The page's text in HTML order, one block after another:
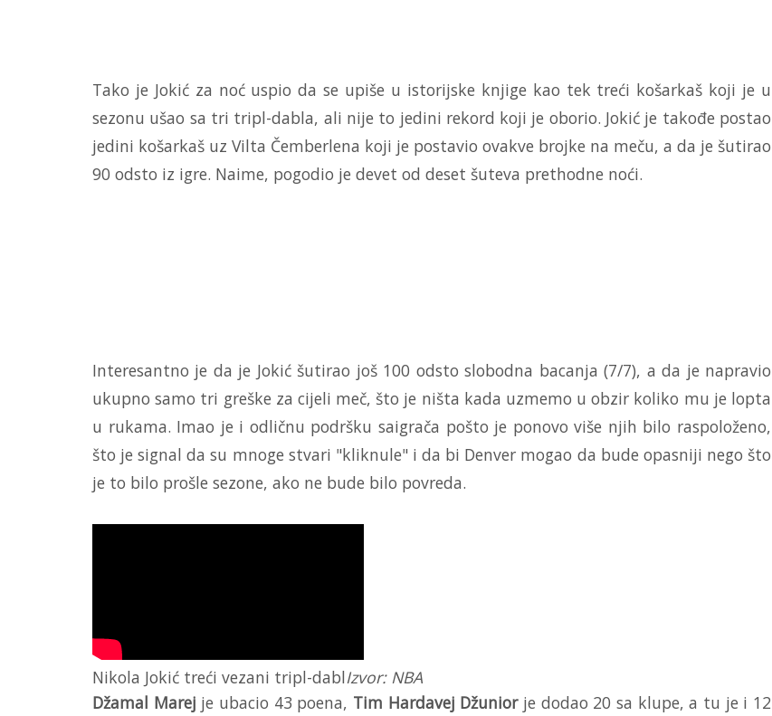
Tako je Jokić za noć uspio da se upiše u istorijske knjige kao tek treći košarkaš koji je u
sezonu ušao sa tri tripl-dabla, ali nije to jedini rekord koji je oborio. Jokić je takođe postao
jedini košarkaš uz Vilta Čemberlena koji je postavio ovakve brojke na meču, a da je šutirao
90 odsto iz igre. Naime, pogodio je devet od deset šuteva prethodne noći.
Interesantno je da je Jokić šutirao još 100 odsto slobodna bacanja (7/7), a da je napravio
ukupno samo tri greške za cijeli meč, što je ništa kada uzmemo u obzir koliko mu je lopta
u rukama. Imao je i odličnu podršku saigrača pošto je ponovo više njih bilo raspoloženo,
što je signal da su mnoge stvari "kliknule" i da bi Denver mogao da bude opasniji nego što
je to bilo prošle sezone, ako ne bude bilo povreda.
Nikola Jokić treći vezani tripl-dablIzvor: NBA
Džamal Marej je ubacio 43 poena, Tim Hardavej Džuniorje dodao 20 sa klupe, a tu je i 12